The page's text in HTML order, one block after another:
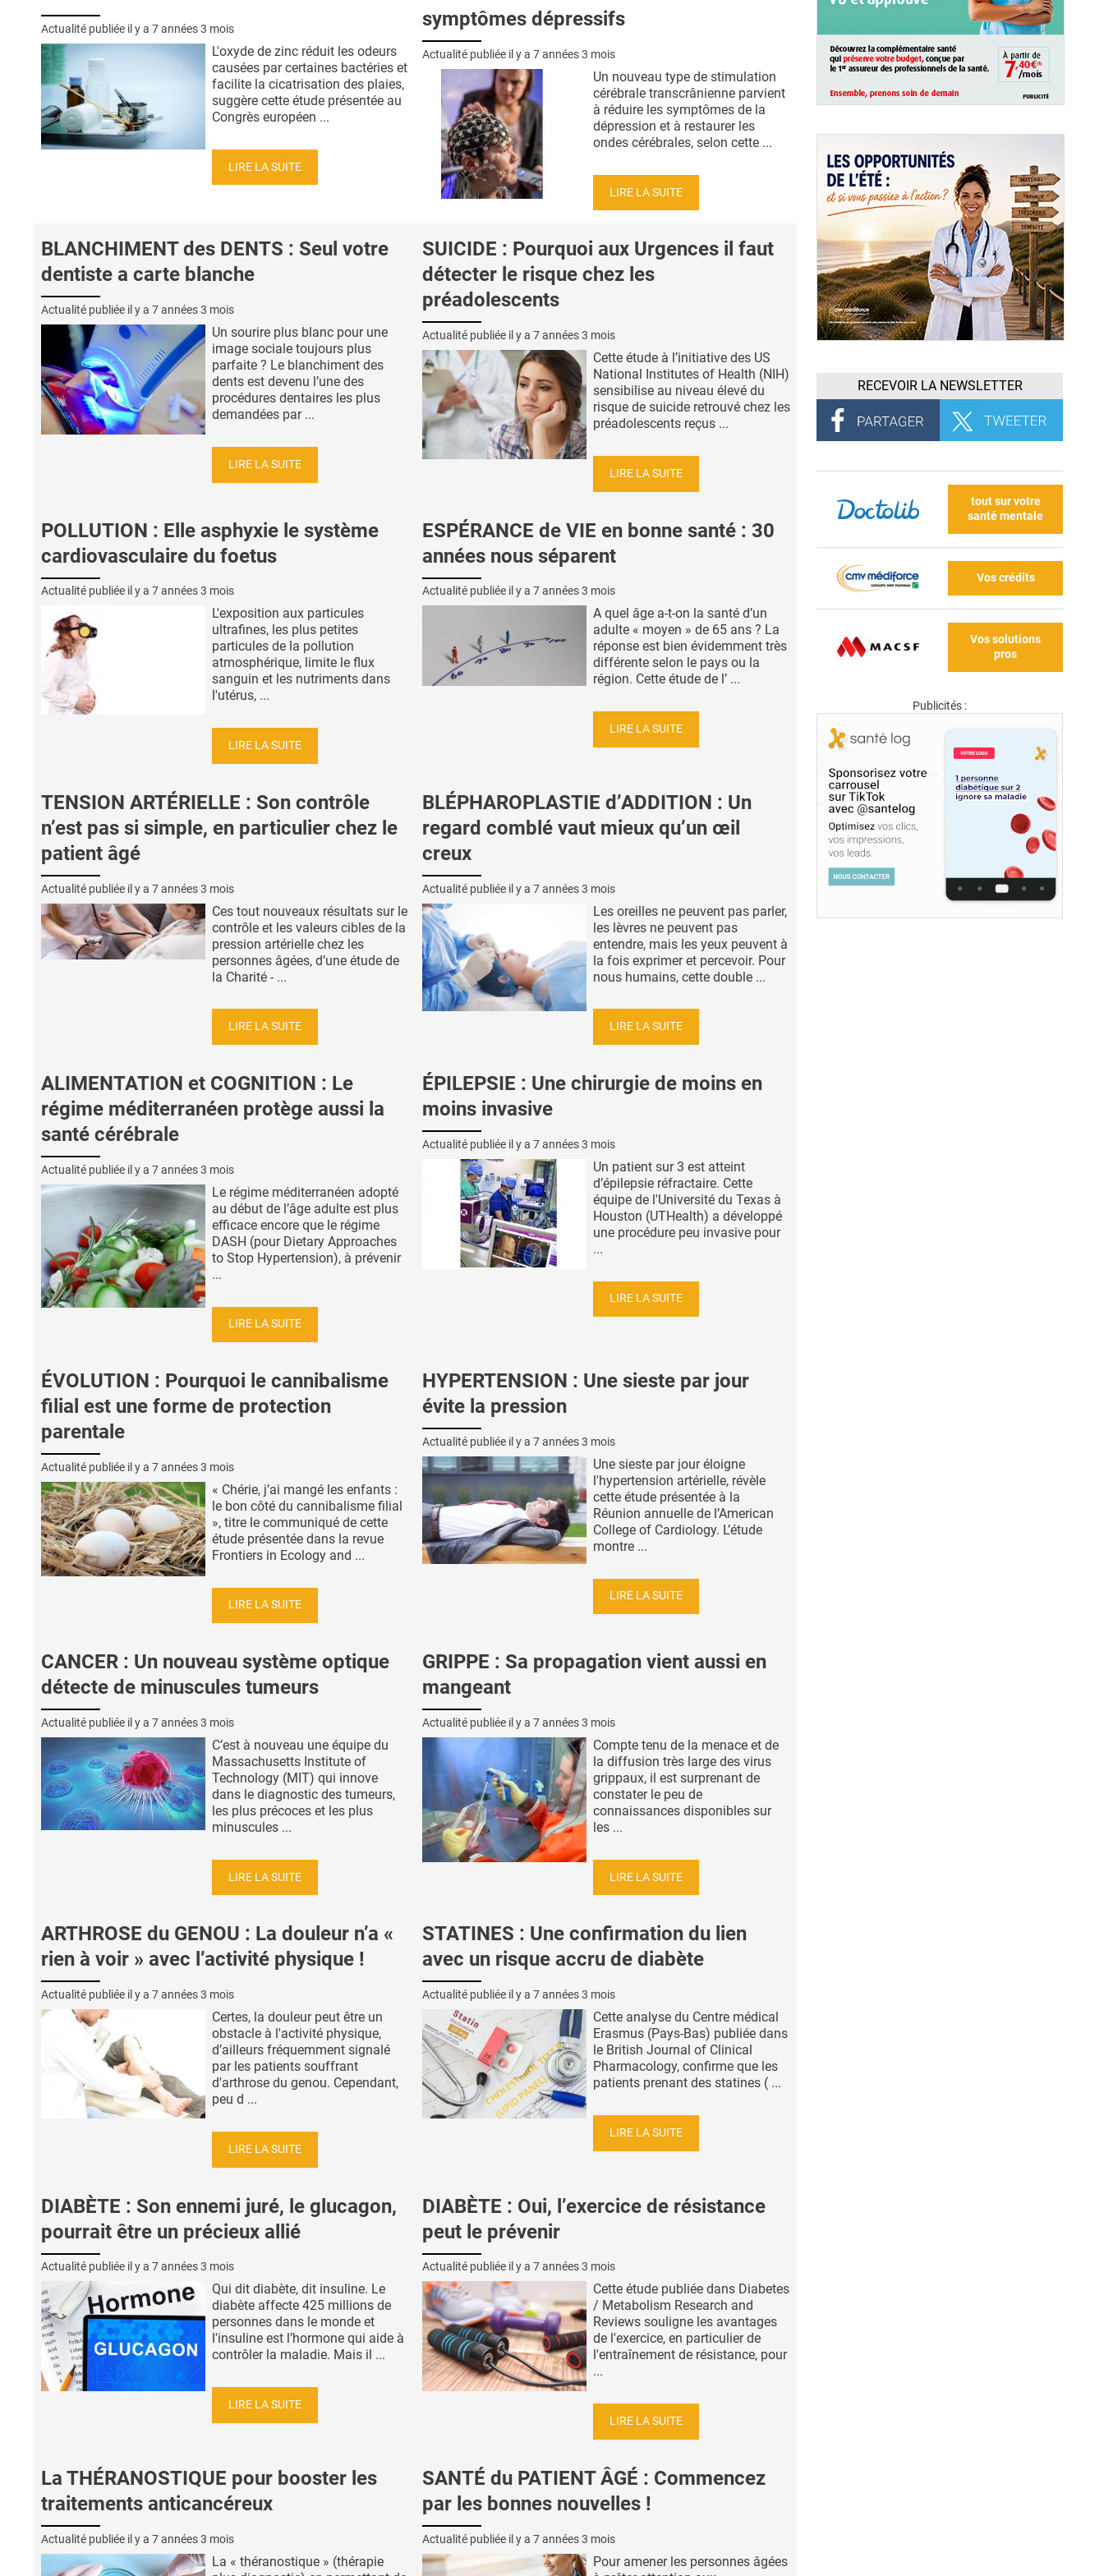
Actualité publiée il y a 7 années 3 mois
L'oxyde de zinc réduit les odeurs
causées par certaines bactéries et
facilite la cicatrisation des plaies,
suggère cette étude présentée au
Congrès européen ...
LIRE LA SUITE
symptômes dépressifs
Actualité publiée il y a 7 années 3 mois
Un nouveau type de stimulation
cérébrale transcrânienne parvient
à réduire les symptômes de la
dépression et à restaurer les
ondes cérébrales, selon cette ...
LIRE LA SUITE
BLANCHIMENT des DENTS : Seul votre
dentiste a carte blanche
Actualité publiée il y a 7 années 3 mois
Un sourire plus blanc pour une
image sociale toujours plus
parfaite ? Le blanchiment des
dents est devenu l’une des
procédures dentaires les plus
demandées par ...
LIRE LA SUITE
SUICIDE : Pourquoi aux Urgences il faut
détecter le risque chez les
préadolescents
Actualité publiée il y a 7 années 3 mois
Cette étude à l’initiative des US
National Institutes of Health (NIH)
sensibilise au niveau élevé du
risque de suicide retrouvé chez les
préadolescents reçus ...
LIRE LA SUITE
POLLUTION : Elle asphyxie le système
cardiovasculaire du foetus
Actualité publiée il y a 7 années 3 mois
L'exposition aux particules
ultrafines, les plus petites
particules de la pollution
atmosphérique, limite le flux
sanguin et les nutriments dans
l'utérus, ...
LIRE LA SUITE
ESPÉRANCE de VIE en bonne santé : 30
années nous séparent
Actualité publiée il y a 7 années 3 mois
A quel âge a-t-on la santé d’un
adulte « moyen » de 65 ans ? La
réponse est bien évidemment très
différente selon le pays ou la
région. Cette étude de l’ ...
LIRE LA SUITE
TENSION ARTÉRIELLE : Son contrôle
n’est pas si simple, en particulier chez le
patient âgé
Actualité publiée il y a 7 années 3 mois
Ces tout nouveaux résultats sur le
contrôle et les valeurs cibles de la
pression artérielle chez les
personnes âgées, d’une étude de
la Charité - ...
LIRE LA SUITE
BLÉPHAROPLASTIE d’ADDITION : Un
regard comblé vaut mieux qu’un œil
creux
Actualité publiée il y a 7 années 3 mois
Les oreilles ne peuvent pas parler,
les lèvres ne peuvent pas
entendre, mais les yeux peuvent à
la fois exprimer et percevoir. Pour
nous humains, cette double ...
LIRE LA SUITE
ALIMENTATION et COGNITION : Le
régime méditerranéen protège aussi la
santé cérébrale
Actualité publiée il y a 7 années 3 mois
Le régime méditerranéen adopté
au début de l’âge adulte est plus
efficace encore que le régime
DASH (pour Dietary Approaches
to Stop Hypertension), à prévenir
...
LIRE LA SUITE
ÉPILEPSIE : Une chirurgie de moins en
moins invasive
Actualité publiée il y a 7 années 3 mois
Un patient sur 3 est atteint
d’épilepsie réfractaire. Cette
équipe de l'Université du Texas à
Houston (UTHealth) a développé
une procédure peu invasive pour
...
LIRE LA SUITE
ÉVOLUTION : Pourquoi le cannibalisme
filial est une forme de protection
parentale
Actualité publiée il y a 7 années 3 mois
« Chérie, j’ai mangé les enfants :
le bon côté du cannibalisme filial
», titre le communiqué de cette
étude présentée dans la revue
Frontiers in Ecology and ...
LIRE LA SUITE
HYPERTENSION : Une sieste par jour
évite la pression
Actualité publiée il y a 7 années 3 mois
Une sieste par jour éloigne
l'hypertension artérielle, révèle
cette étude présentée à la
Réunion annuelle de l’American
College of Cardiology. L’étude
montre ...
LIRE LA SUITE
CANCER : Un nouveau système optique
détecte de minuscules tumeurs
Actualité publiée il y a 7 années 3 mois
C’est à nouveau une équipe du
Massachusetts Institute of
Technology (MIT) qui innove
dans le diagnostic des tumeurs,
les plus précoces et les plus
minuscules ...
LIRE LA SUITE
GRIPPE : Sa propagation vient aussi en
mangeant
Actualité publiée il y a 7 années 3 mois
Compte tenu de la menace et de
la diffusion très large des virus
grippaux, il est surprenant de
constater le peu de
connaissances disponibles sur
les ...
LIRE LA SUITE
ARTHROSE du GENOU : La douleur n’a «
rien à voir » avec l’activité physique !
Actualité publiée il y a 7 années 3 mois
Certes, la douleur peut être un
obstacle à l'activité physique,
d’ailleurs fréquemment signalé
par les patients souffrant
d'arthrose du genou. Cependant,
peu d ...
LIRE LA SUITE
STATINES : Une confirmation du lien
avec un risque accru de diabète
Actualité publiée il y a 7 années 3 mois
Cette analyse du Centre médical
Erasmus (Pays-Bas) publiée dans
le British Journal of Clinical
Pharmacology, confirme que les
patients prenant des statines ( ...
LIRE LA SUITE
DIABÈTE : Son ennemi juré, le glucagon,
pourrait être un précieux allié
Actualité publiée il y a 7 années 3 mois
Qui dit diabète, dit insuline. Le
diabète affecte 425 millions de
personnes dans le monde et
l'insuline est l’hormone qui aide à
contrôler la maladie. Mais il ...
LIRE LA SUITE
DIABÈTE : Oui, l’exercice de résistance
peut le prévenir
Actualité publiée il y a 7 années 3 mois
Cette étude publiée dans Diabetes
/ Metabolism Research and
Reviews souligne les avantages
de l'exercice, en particulier de
l'entraînement de résistance, pour
...
LIRE LA SUITE
La THÉRANOSTIQUE pour booster les
traitements anticancéreux
Actualité publiée il y a 7 années 3 mois
La « théranostique » (thérapie
SANTÉ du PATIENT ÂGÉ : Commencez
par les bonnes nouvelles !
Actualité publiée il y a 7 années 3 mois
Pour amener les personnes âgées
RECEVOIR LA NEWSLETTER
tout sur votre
santé mentale
Vos crédits
Vos solutions
pros
Publicités :